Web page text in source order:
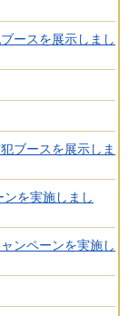
ースを展示しまし
ブースを展示しま
を実施しまし
ンペーンを実施し